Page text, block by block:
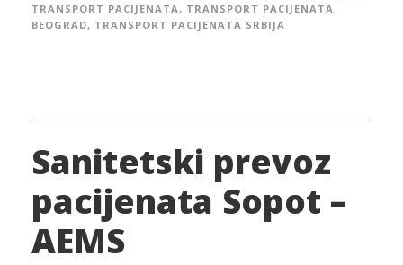
TRANSPORT PACIJENATA , TRANSPORT PACIJENATA
BEOGRAD, TRANSPORT PACIJENATA SRBIJA
Sanitetski prevoz
pacijenata Sopot –
AEMS